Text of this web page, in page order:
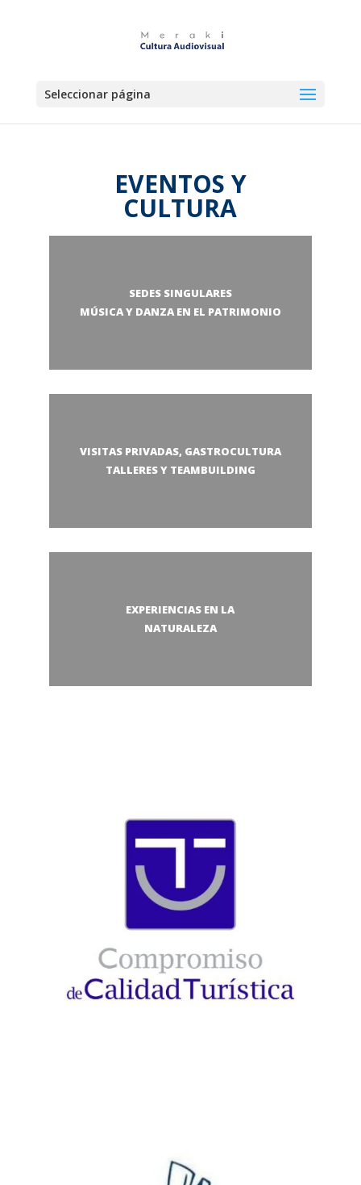
Seleccionar página
EVENTOS Y
CULTURA
SEDES SINGULARES
MÚSICA Y DANZA EN EL PATRIMONIO
VISITAS PRIVADAS, GASTROCULTURA
TALLERES Y TEAMBUILDING
EXPERIENCIAS EN LA
NATURALEZA